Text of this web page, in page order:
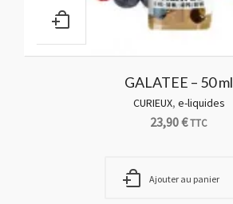
GALATEE – 50 ml
CURIEUX, e-liquides
23,90€TTC
Ajouter au panier